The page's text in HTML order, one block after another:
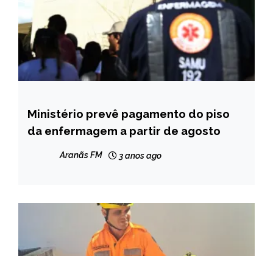
BRASIL
CAPELINHA
Ministério prevê pagamento do piso
da enfermagem a partir de agosto
Aranãs FM 3 anos ago